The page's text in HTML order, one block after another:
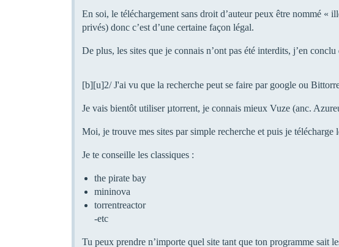
En soi, le téléchargement sans droit d’auteur peux être nommé «
privés) donc c’est d’une certaine façon légal.
De plus, les sites que je connais n’ont pas été interdits, j’en
[b][u]2/ J'ai vu que la recherche peut se faire par google ou
Je vais bientôt utiliser µtorrent, je connais mieux Vuze (anc.
Moi, je trouve mes sites par simple recherche et puis je
Je te conseille les classiques :
the pirate bay
mininova
torrentreactor
-etc
Tu peux prendre n’importe quel site tant que ton programme sait